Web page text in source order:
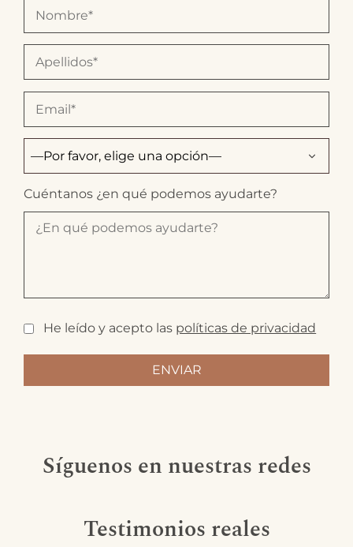
Cuéntanos ¿en qué podemos ayudarte?
He leído y acepto las políticas de privacidad
Síguenos en nuestras redes
Testimonios reales